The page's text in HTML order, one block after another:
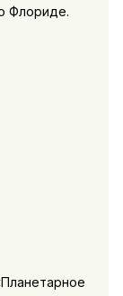
Флориде.